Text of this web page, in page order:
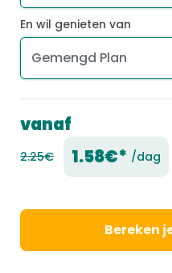
En wil genieten van
vanaf
2.25€ 1.58€* /dag
Bereken